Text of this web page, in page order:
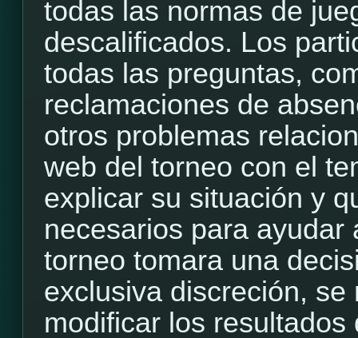
todas las normas de
descalificados. Los
todas las preguntas,
reclamaciones de
otros problemas
web del torneo con el
explicar su situación y
necesarios para
torneo tomara una
exclusiva discreción,
modificar los